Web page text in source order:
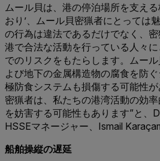
ムール貝は、港の停泊場所を支え
おり’、ムール貝密猟者にとっては
の行為は違法であるだけでなく、密
港で合法な活動を行っている人々
でのリスクをもたらします。ムー
よび地下の金属構造物の腐食を防
極防食システムも損傷する可能性
密猟者は、私たちの港湾活動の効
を妨害する可能性もあります”と、
HSSEマネージャー、Ismail
船舶操縦の遅延